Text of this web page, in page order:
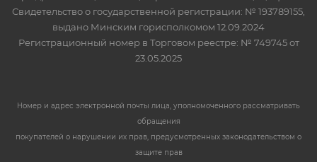
Свидетельство о государственной регистрации: № 193789155,
выдано Минским горисполкомом 12.09.2024
Регистрационный номер в Торговом реестре: № 749745 от
23.05.2025
Номер и адрес электронной почты лица, уполномоченного рассматривать
обращения
покупателей о нарушении их прав, предусмотренных законодательством о
защите прав